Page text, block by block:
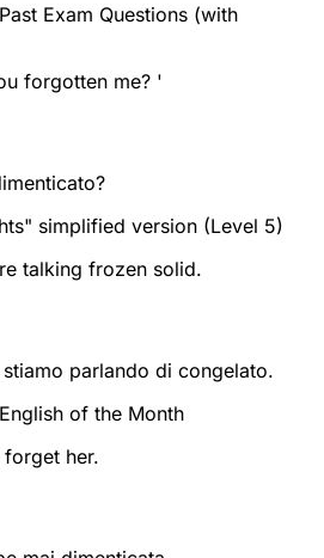
Exam Questions (with
forgotten me? '
simplified version (Level 5)
talking frozen solid.
parlando di congelato.
of the Month
her.